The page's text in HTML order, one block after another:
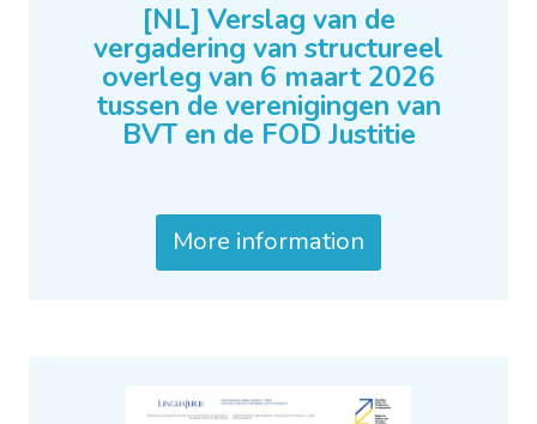
[NL] Verslag van de
vergadering van structureel
overleg van 6 maart 2026
tussen de verenigingen van
BVT en de FOD Justitie
More information